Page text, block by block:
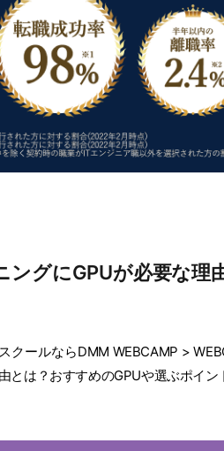
ングにGPUが必要な理
クールならDMM WEBCAMP >
とは？おすすめのGPUや選ぶポイン